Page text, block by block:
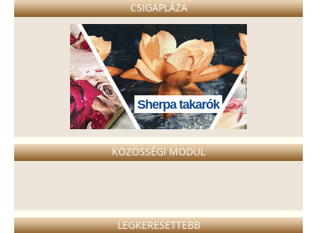
CSIGAPLÁZA
Sherpa takarók
KÖZÖSSÉGI MODUL
LEGKERESETTEBB